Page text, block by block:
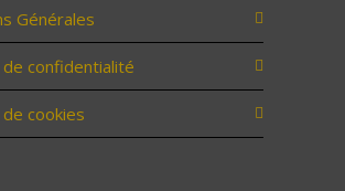
Générales
confidentialité
cookies